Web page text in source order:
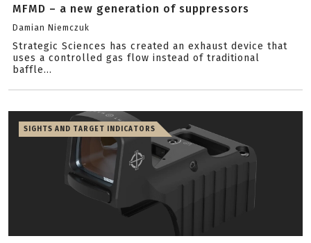
MFMD – a new generation of suppressors
Damian Niemczuk
Strategic Sciences has created an exhaust device that
uses a controlled gas flow instead of traditional
baffle...
SIGHTS AND TARGET INDICATORS